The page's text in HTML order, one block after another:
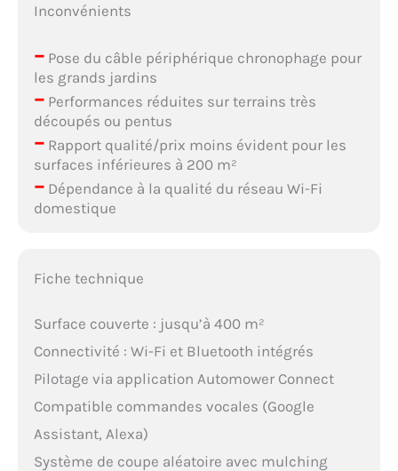
Inconvénients
–Pose du câble périphérique chronophage pour
les grands jardins
–Performances réduites sur terrains très
découpés ou pentus
–Rapport qualité/prix moins évident pour les
surfaces inférieures à 200 m²
–Dépendance à la qualité du réseau Wi-Fi
domestique
Fiche technique
Surface couverte : jusqu’à 400 m²
Connectivité : Wi-Fi et Bluetooth intégrés
Pilotage via application Automower Connect
Compatible commandes vocales (Google
Assistant, Alexa)
Système de coupe aléatoire avec mulching